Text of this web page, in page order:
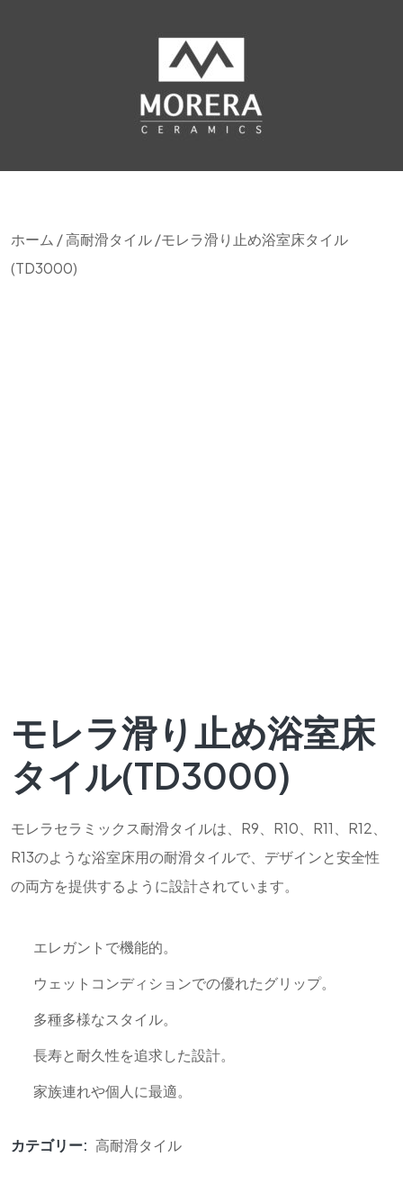
ホーム /高耐滑タイル/モレラ滑り止め浴室床タイル
(TD3000)
モレラ滑り止め浴室床
タイル(TD3000)
モレラセラミックス耐滑タイルは、R9、R10、R11、R12、
R13のような浴室床用の耐滑タイルで、デザインと安全性
の両方を提供するように設計されています。
エレガントで機能的。
ウェットコンディションでの優れたグリップ。
多種多様なスタイル。
長寿と耐久性を追求した設計。
家族連れや個人に最適。
カテゴリー: 高耐滑タイル